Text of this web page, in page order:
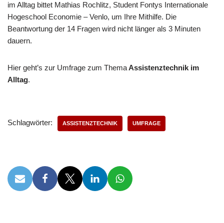
im Alltag bittet Mathias Rochlitz, Student Fontys Internationale
Hogeschool Economie – Venlo, um Ihre Mithilfe. Die
Beantwortung der 14 Fragen wird nicht länger als 3 Minuten
dauern.
Hier geht’s zur Umfrage zum ThemaAssistenztechnik im
Alltag.
Schlagwörter: ASSISTENZTECHNIK UMFRAGE